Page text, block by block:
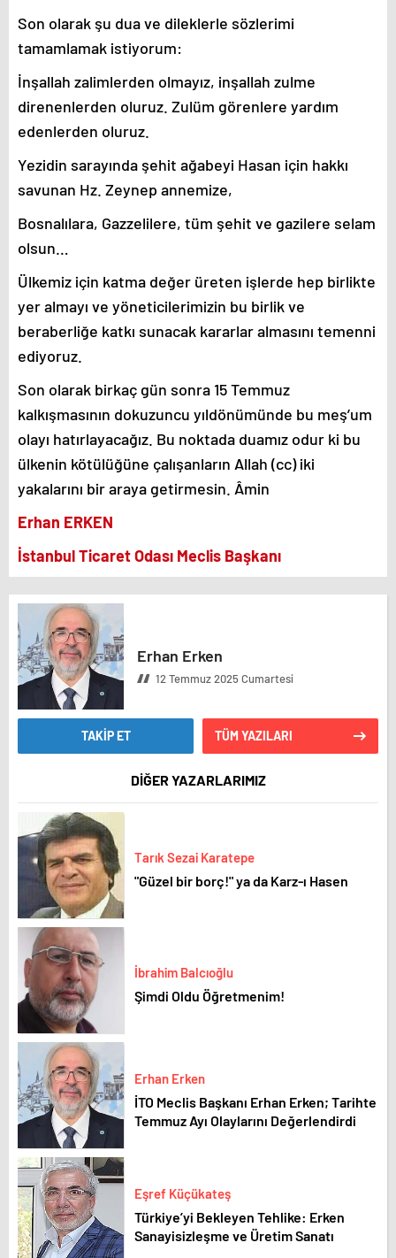
Erhan Erken
12 Temmuz 2025 Cumartesi
TAKİP ET TÜM YAZILARI
DİĞER YAZARLARIMIZ
Tarık Sezai Karatepe
"Güzel bir borç!" ya da Karz-ı Hasen
İbrahim Balcıoğlu
Şimdi Oldu Öğretmenim!
Erhan Erken
İTO Meclis Başkanı Erhan Erken; Tarihte
Temmuz Ayı Olaylarını Değerlendirdi
Eşref Küçükateş
Türkiye’yi Bekleyen Tehlike: Erken
Sanayisizleşme ve Üretim Sanatı
Son olarak şu dua ve dileklerle sözlerimi
tamamlamak istiyorum:
İnşallah zalimlerden olmayız, inşallah zulme
direnenlerden oluruz. Zulüm görenlere yardım
edenlerden oluruz.
Yezidin sarayında şehit ağabeyi Hasan için hakkı
savunan Hz. Zeynep annemize,
Bosnalılara, Gazzelilere, tüm şehit ve gazilere selam
olsun…
Ülkemiz için katma değer üreten işlerde hep birlikte
yer almayı ve yöneticilerimizin bu birlik ve
beraberliğe katkı sunacak kararlar almasını temenni
ediyoruz.
Son olarak birkaç gün sonra 15 Temmuz
kalkışmasının dokuzuncu yıldönümünde bu meş’um
olayı hatırlayacağız. Bu noktada duamız odur ki bu
ülkenin kötülüğüne çalışanların Allah (cc) iki
yakalarını bir araya getirmesin. Âmin
Erhan ERKEN
İstanbul Ticaret Odası Meclis Başkanı